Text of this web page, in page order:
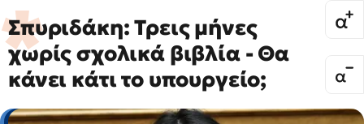
Σπυριδάκη: Τρεις μήνες
χωρίς σχολικά βιβλία - Θα
κάνει κάτι το υπουργείο;